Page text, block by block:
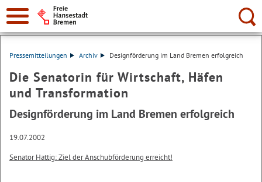
Suche:
Pressemitteilungen Archiv Designförderung im Land Bremen erfolgreich
Die Senatorin für Wirtschaft, Häfen
und Transformation
Designförderung im Land Bremen erfolgreich
19.07.2002
Senator Hattig: Ziel der Anschubförderung erreicht!